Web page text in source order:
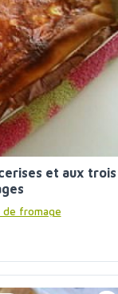
et aux trois
de fromage